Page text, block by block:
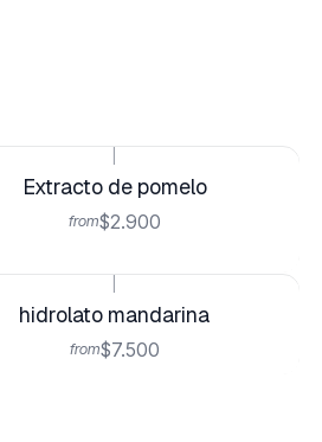
Extracto de pomelo
from$2.900
hidrolato mandarina
from$7.500